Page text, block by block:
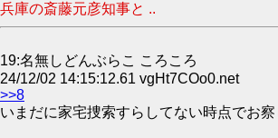
兵庫の斎藤元彦知事と ..
19:名無しどんぶらこ ころころ
24/12/02 14:15:12.61 vgHt7COo0.net
>>8
いまだに家宅捜索すらしてない時点でお察